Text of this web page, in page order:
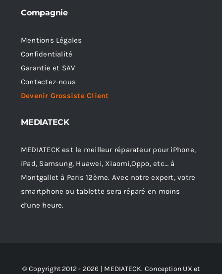
Compagnie
Mentions Légales
Confidentialité
Garantie et SAV
Contactez-nous
Devenir Grossiste Client
MEDIATECK
MEDIATECK est le meilleur réparateur pour iPhone,
iPad, Samsung, Huawei, Xiaomi,Oppo, etc… à
Montgallet à Paris 12ème. Avec notre expert, votre
smartphone ou tablette sera réparé en moins
d’une heure.
© Copyright 2012 - 2026 | MEDIATECK. Conception UX et